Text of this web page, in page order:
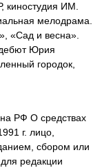
ИМ.
мелодрама.
«Сад и весна».
Юрия
городок,
РФ О средствах
г. лицо,
сбором или
редакции